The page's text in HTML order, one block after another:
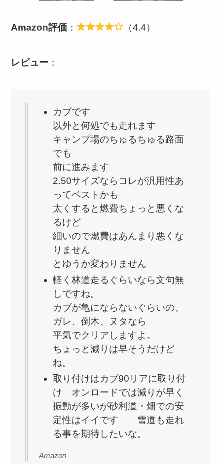
Amazon評価 ： （4.4）
レビュー ：
カブです
以外と何処でも走れます
キャンプ場のちゅるちゅる路面
でも
前に進みます
2.50サイズならコレが汎用性あ
ってベストかも
太くすると燃費ちょっと悪くな
るけど
細いので燃費はあんまり悪くな
りません
とゆうか変わりません
軽く林道走るぐらいなら文句無
しですね。
カブが亀にならないぐらいの、
ガレ、倒木、ヌタなら
平気でクリアしますよ。
ちょっと減りは早そうだけど
ね。
取り付けはカブ90リアに取り付
け オンロードでは減りが早く
振動が多いが砂利道・畑での安
定性はイイです 雪道も走れ
る事を期待したいな。
Amazon